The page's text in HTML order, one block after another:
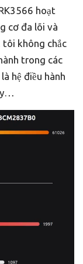
hoạt
cơ đa lõi và
tôi không chắc
trong các
hệ điều hành